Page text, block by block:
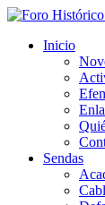
Inicio
Sendas